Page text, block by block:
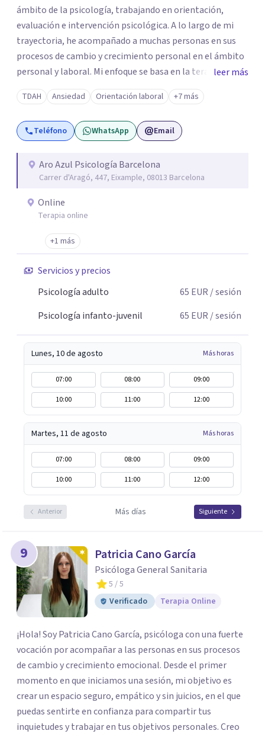
ámbito de la psicología, trabajando en orientación,
evaluación e intervención psicológica. A lo largo de mi
trayectoria, he acompañado a muchas personas en sus
procesos de cambio y crecimiento personal en el ámbito
personal y laboral. Mi enfoque se basa en la terapia
cognitivo-conductual e integral, aplicando metodologías
y técnicas respaldadas por la evidencia científica. En
sesión, además de escuchar, te proporciono
herramientas prácticas y efectivas para que puedas
Mi compromiso en consulta es ofrecerte un espacio
transformarte en positivo, fortaleciendo tu autoestima y
leer más
TDAH Ansiedad Orientación laboral +7 más
Teléfono WhatsApp Email
Aro Azul Psicología Barcelona
Carrer d'Aragó, 447, Eixample, 08013 Barcelona
Online
Terapia online
+1 más
Servicios y precios
Psicología adulto
65 EUR / sesión
Psicología infanto-juvenil
65 EUR / sesión
Lunes, 10 de agosto Más horas
07:00 08:00
09:00
10:00
11:00 12:00
Martes, 11 de agosto Más horas
07:00 08:00
09:00
10:00
11:00 12:00
Anterior Más días Siguiente
9 Patricia Cano García
Psicóloga General Sanitaria
5 / 5
Verificado
Terapia Online
¡Hola! Soy Patricia Cano García, psicóloga con una fuerte
vocación por acompañar a las personas en sus procesos
de cambio y crecimiento emocional. Desde el primer
momento en que iniciamos una sesión, mi objetivo es
crear un espacio seguro, empático y sin juicios, en el que
puedas sentirte en confianza para compartir tus
inquietudes y trabajar en tus objetivos personales. Creo